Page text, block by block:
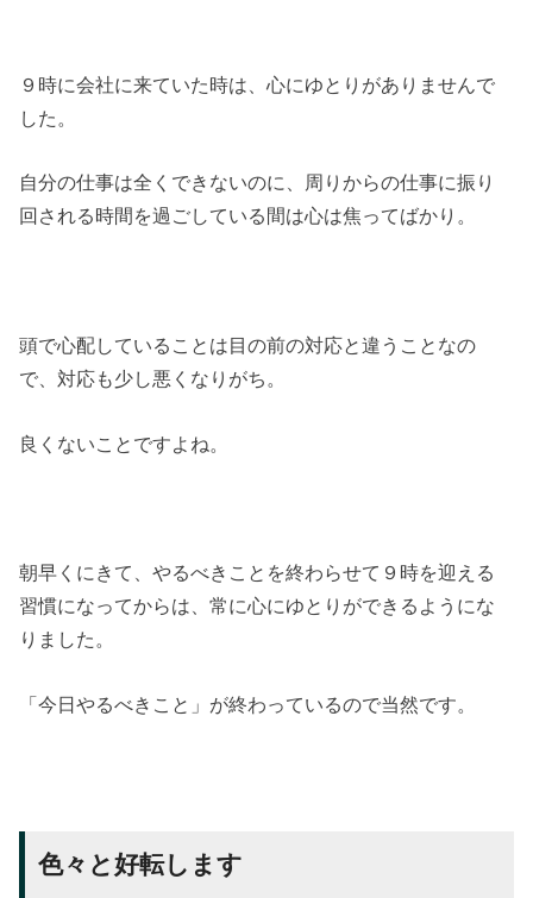
９時に会社に来ていた時は、心にゆとりがありませんで
した。
自分の仕事は全くできないのに、周りからの仕事に振り
回される時間を過ごしている間は心は焦ってばかり。
頭で心配していることは目の前の対応と違うことなの
で、対応も少し悪くなりがち。
良くないことですよね。
朝早くにきて、やるべきことを終わらせて９時を迎える
習慣になってからは、常に心にゆとりができるようにな
りました。
「今日やるべきこと」が終わっているので当然です。
色々と好転します